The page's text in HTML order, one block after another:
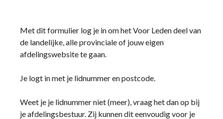
Met dit formulier log je in om het Voor Leden deel van
de landelijke, alle provinciale of jouw eigen
afdelingswebsite te gaan.
Je logt in met je lidnummer en postcode.
Weet je je lidnummer niet (meer), vraag het dan op bij
je afdelingsbestuur. Zij kunnen dit eenvoudig voor je